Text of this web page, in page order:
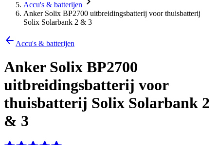
Accu's & batterijen
Anker Solix BP2700 uitbreidingsbatterij voor thuisbatterij
Solix Solarbank 2 & 3
Accu's & batterijen
Anker Solix BP2700
uitbreidingsbatterij voor
thuisbatterij Solix Solarbank 2
& 3